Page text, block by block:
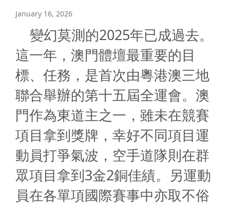
January 16, 2026
變幻莫測的2025年已成過去。
這一年，澳門體壇最重要的目
標、任務，是首次由粵港澳三地
聯合舉辦的第十五屆全運會。澳
門作為東道主之一，雖未在競賽
項目拿到獎牌，幸好不同項目運
動員打爭氣波，空手道隊則在群
眾項目拿到 3金2銅佳績。另運動
員在各單項國際賽事中亦取不俗